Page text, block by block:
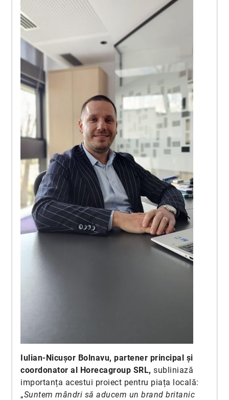
Iulian-Nicușor Bolnavu, partener principal și
coordonator al Horecagroup SRL, subliniază
importanța acestui proiect pentru piața locală:
„Suntem mândri să aducem un brand britanic